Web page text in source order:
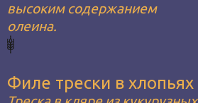
высоким содержанием
олеина.
Филе трески в хлопьях